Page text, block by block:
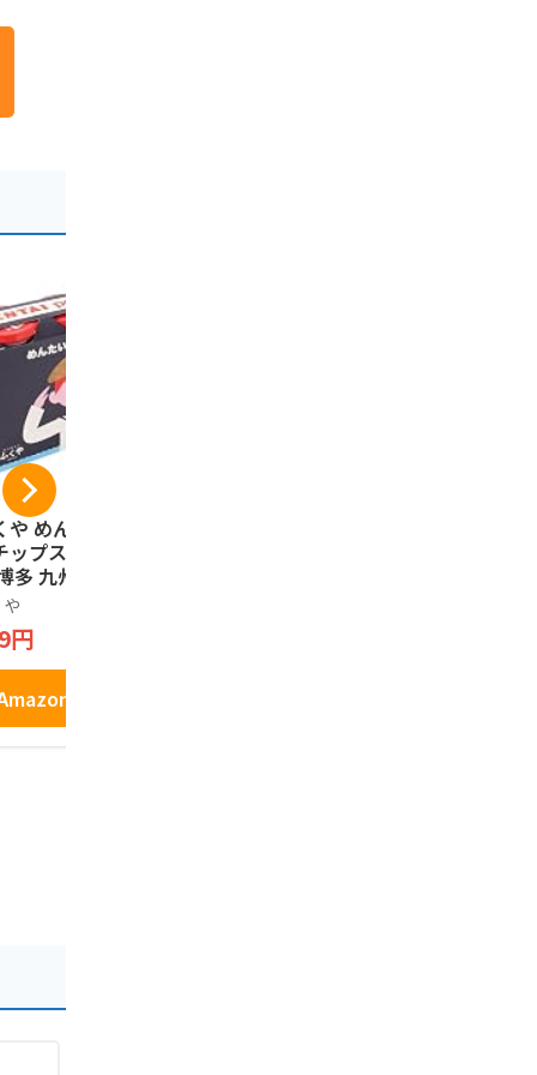
や めんたいポテ
ップス 3本セッ
多 九州 お土産
トチップス おや
つまみ ブルボ
円
で見る